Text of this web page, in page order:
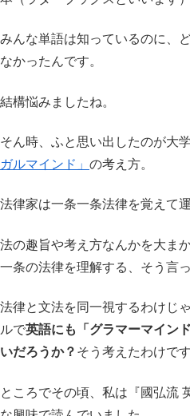
みんな単語は知っているのに、
なかったんです。
結構悩みましたね。
そん時、ふと思い出したのが大
ガルマインド」 の考え方。
法律家は一条一条法律を覚えて
法の趣旨や考え方なんかを大ま
一条の法律を理解する、そう言
法律と文法を同一視するわけじ
ルで英語にも「グラマーマイン
いだろうか？ そう考えたわけです
ところでその頃、私は『國弘流